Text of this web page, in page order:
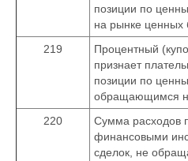
позиции по
на рынке ценных
219
Процентный
признает
позиции по
обращающимся
220
Сумма расходов
финансовыми
сделок, не